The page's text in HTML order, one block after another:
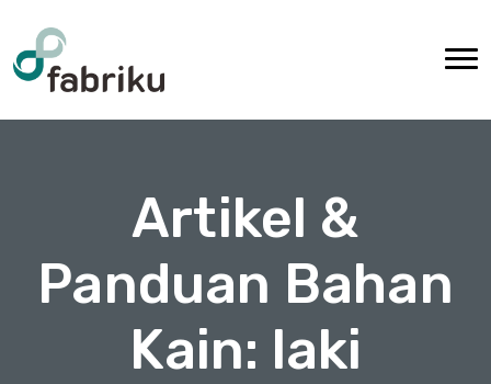
Artikel &
Panduan Bahan
Kain: laki